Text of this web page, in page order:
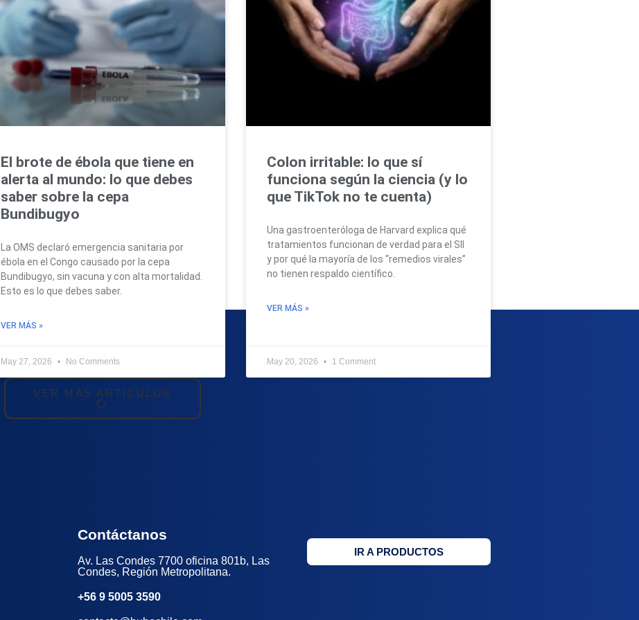
El brote de ébola que tiene en
alerta al mundo: lo que debes
saber sobre la cepa
Bundibugyo
La OMS declaró emergencia sanitaria por
ébola en el Congo causado por la cepa
Bundibugyo, sin vacuna y con alta mortalidad.
Esto es lo que debes saber.
VER MÁS »
May 27, 2026 No Comments
Colon irritable: lo que sí
funciona según la ciencia (y lo
que TikTok no te cuenta)
Una gastroenteróloga de Harvard explica qué
tratamientos funcionan de verdad para el SII
y por qué la mayoría de los “remedios virales”
no tienen respaldo científico.
VER MÁS »
May 20, 2026 1 Comment
VER MÁS ARTICULOS
Contáctanos
Av. Las Condes 7700 oficina 801b, Las
Condes, Región Metropolitana.
+56 9 5005 3590
IR A PRODUCTOS